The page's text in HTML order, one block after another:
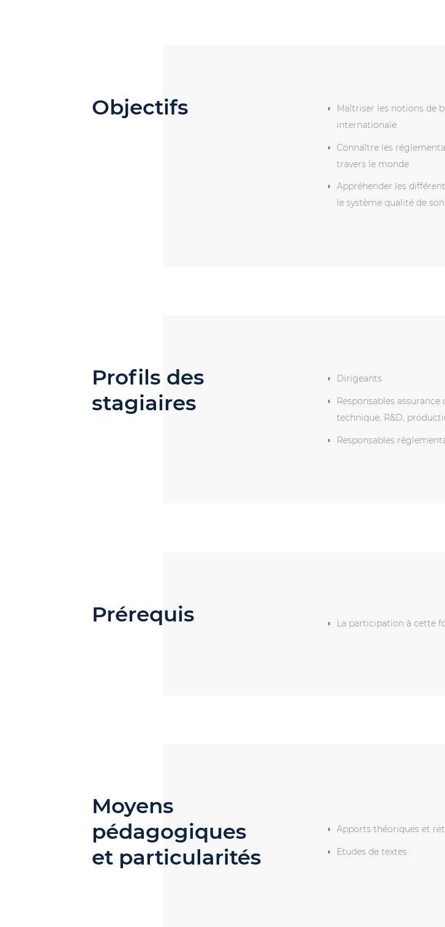
Objectifs
Maîtriser les notions de
internationale
Connaître les
travers le monde
Appréhender les
le système qualité de
Profils des
stagiaires
Dirigeants
Responsables
technique, R&D,
Responsables
Prérequis La participation à cette
Moyens
pédagogiques
et particularités
Apports théoriques et
Etudes de textes